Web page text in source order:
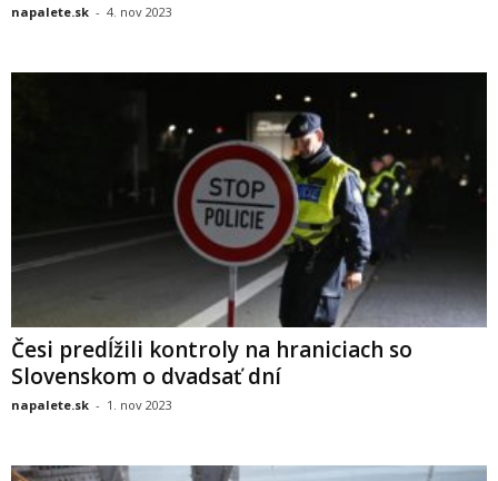
napalete.sk - 4. nov 2023
Česi predĺžili kontroly na hraniciach so
Slovenskom o dvadsať dní
napalete.sk - 1. nov 2023